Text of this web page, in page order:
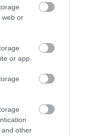
web or
or app.
other
globális
ipar, amiből a hazai
A nagy
ugyanakkor